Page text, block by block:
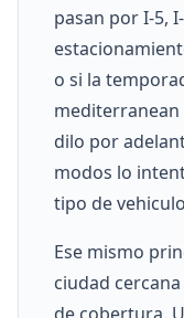
pasan por I-5,
o si la
mediterranean
dilo por
modos lo
tipo de
Ese mismo
ciudad